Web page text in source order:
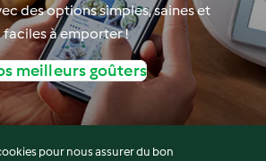
des options simples, saines et
faciles à emporter !
meilleurs goûters
pour nous assurer du bon